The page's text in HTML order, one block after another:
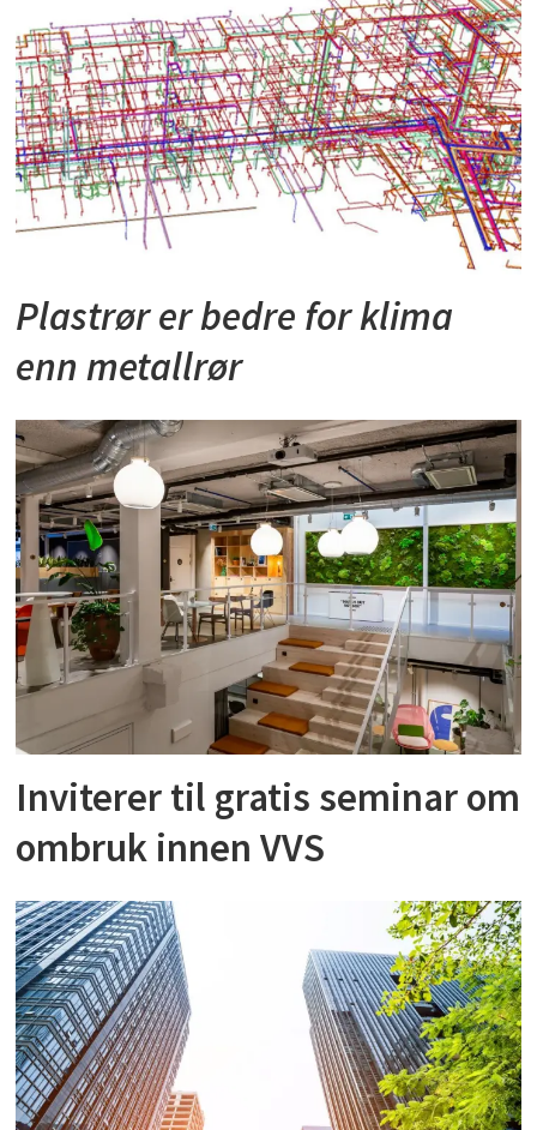
Plastrør er bedre for klima
enn metallrør
Inviterer til gratis seminar om
ombruk innen VVS